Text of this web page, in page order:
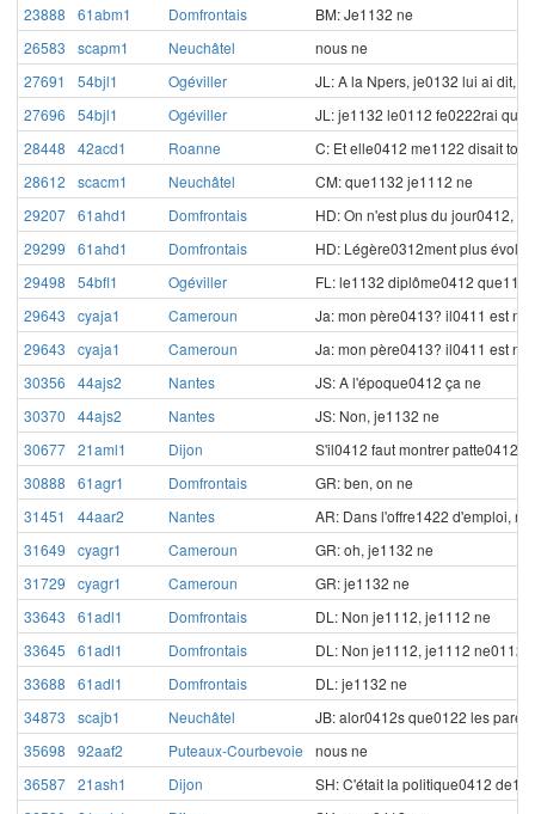
23888 61abm1 Domfrontais
BM: Je1132 ne
26583
scapm1 Neuchâtel
nous ne
27691
54bjl1 Ogéviller
JL: A la Npers, je0132 lui ai dit,
27696
54bjl1 Ogéviller
JL: je1132 le0112 fe0222rai
28448
42acd1 Roanne
C: Et elle0412 me1122 disait
28612
scacm1 Neuchâtel
CM: que1132 je1112 ne
29207 61ahd1 Domfrontais
HD: On n'est plus du jour0412,
29299
61ahd1 Domfrontais
HD: Légère0312ment plus
29498
54bfl1 Ogéviller
FL: le1132 diplôme0412
29643
cyaja1 Cameroun
Ja: mon père0413? il0411 est
29643
cyaja1 Cameroun
Ja: mon père0413? il0411 est
30356
44ajs2 Nantes
JS: A l'époque0412 ça ne
30370
44ajs2 Nantes
JS: Non, je1132 ne
30677 21aml1 Dijon
S'il0412 faut montrer patte0412
30888
61agr1 Domfrontais
GR: ben, on ne
31451
44aar2 Nantes
AR: Dans l'offre1422 d'emploi,
31649
cyagr1 Cameroun
GR: oh, je1132 ne
31729
cyagr1 Cameroun
GR: je1132 ne
33643
61adl1 Domfrontais
DL: Non je1112, je1112 ne
33645
61adl1 Domfrontais
DL: Non je1112, je1112 ne0112
33688
61adl1 Domfrontais
DL: je1132 ne
34873
scajb1 Neuchâtel
JB: alor0412s que0122 les
35698
92aaf2 Puteaux-Courbevoie
nous ne
36587 21ash1 Dijon
SH: C'était la politique0412